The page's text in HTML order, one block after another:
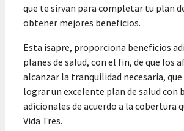
que te sirvan para completar tu plan
obtener mejores beneficios.
Esta isapre, proporciona beneficios
planes de salud, con el fin, de que los
alcanzar la tranquilidad necesaria,
lograr un excelente plan de salud con
adicionales de acuerdo a la cobertura
Vida Tres.